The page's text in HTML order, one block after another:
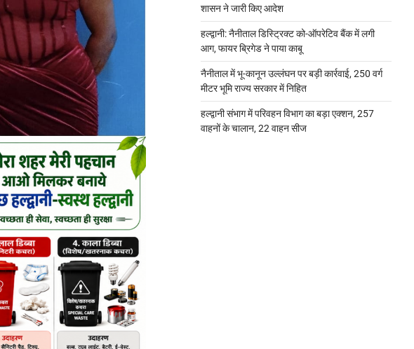
शासन ने जारी किए आदेश
हल्द्वानी: नैनीताल डिस्ट्रिक्ट को-ऑपरेटिव बैंक में लगी
आग, फायर ब्रिगेड ने पाया काबू
नैनीताल में भू-कानून उल्लंघन पर बड़ी कार्रवाई, 250 वर्ग
मीटर भूमि राज्य सरकार में निहित
हल्द्वानी संभाग में परिवहन विभाग का बड़ा एक्शन, 257
वाहनों के चालान, 22 वाहन सीज